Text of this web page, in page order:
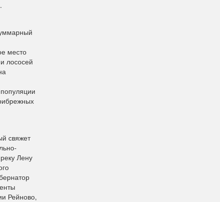
.
место
лососей
свяжет
Лену
Рейново,